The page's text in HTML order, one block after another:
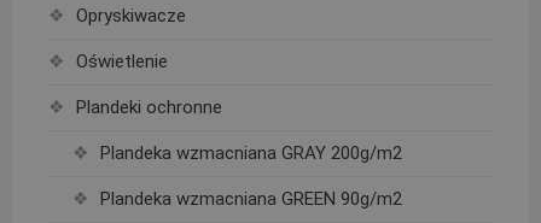
Opryskiwacze
Oświetlenie
Plandeki ochronne
Plandeka wzmacniana GRAY 200g/m2
Plandeka wzmacniana GREEN 90g/m2